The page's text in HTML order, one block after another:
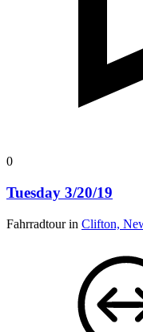
0
Tuesday 3/20/19
Fahrradtour in Clifton,